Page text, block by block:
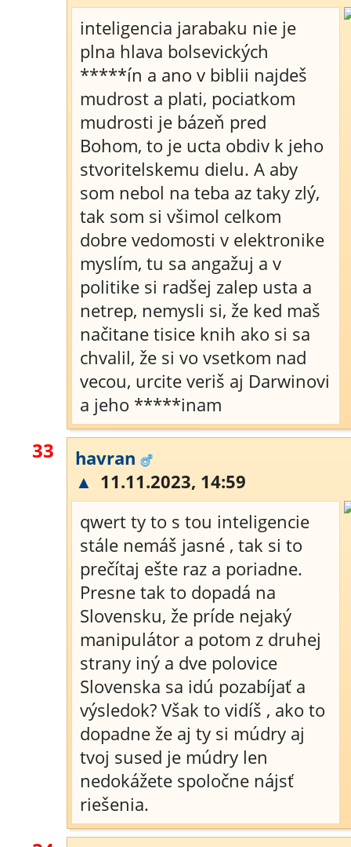
inteligencia jarabaku nie je
plna hlava bolsevických
*****ín a ano v biblii najdeš
mudrost a plati, pociatkom
mudrosti je bázeň pred
Bohom, to je ucta obdiv k jeho
stvoritelskemu dielu. A aby
som nebol na teba az taky zlý,
tak som si všimol celkom
dobre vedomosti v elektronike
myslím, tu sa angažuj a v
politike si radšej zalep usta a
netrep, nemysli si, že ked maš
načitane tisice knih ako si sa
chvalil, že si vo vsetkom nad
vecou, urcite veriš aj Darwinovi
a jeho *****inam
33
havran
▲ 11.11.2023, 14:59
qwert ty to s tou inteligencie
stále nemáš jasné , tak si to
prečítaj ešte raz a poriadne.
Presne tak to dopadá na
Slovensku, že príde nejaký
manipulátor a potom z druhej
strany iný a dve polovice
Slovenska sa idú pozabíjať a
výsledok? Však to vidíš , ako to
dopadne že aj ty si múdry aj
tvoj sused je múdry len
nedokážete spoločne nájsť
riešenia.